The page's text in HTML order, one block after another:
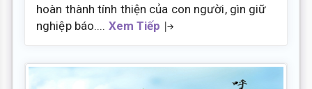
hoàn thành tính thiện của con người, gìn giữ
nghiệp báo.... Xem Tiếp